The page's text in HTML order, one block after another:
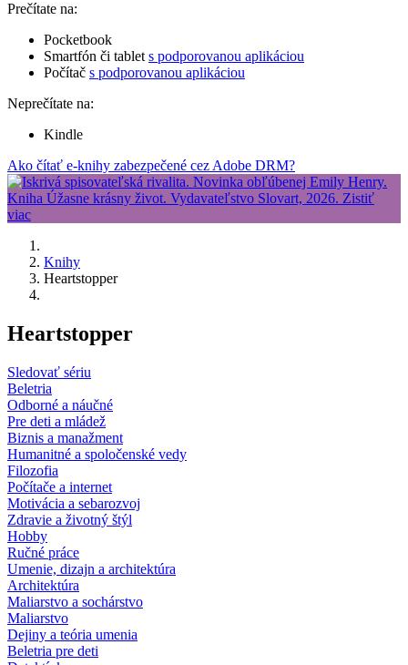
Prečítate na:
Pocketbook
Smartfón či tablet s podporovanou aplikáciou
Počítač s podporovanou aplikáciou
Neprečítate na:
Kindle
Ako čítať e-knihy zabezpečené cez Adobe DRM?
Knihy
Heartstopper
Heartstopper
Sledovať sériu
Beletria
Odborné a náučné
Pre deti a mládež
Biznis a manažment
Humanitné a spoločenské vedy
Filozofia
Počítače a internet
Motivácia a sebarozvoj
Zdravie a životný štýl
Hobby
Ručné práce
Umenie, dizajn a architektúra
Architektúra
Maliarstvo a sochárstvo
Maliarstvo
Dejiny a teória umenia
Beletria pre deti